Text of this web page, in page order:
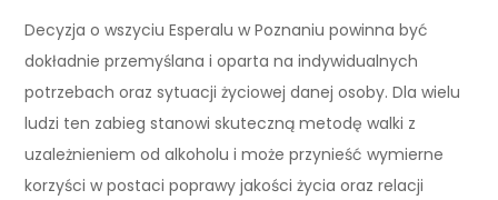
Decyzja o wszyciu Esperalu w Poznaniu powinna być
dokładnie przemyślana i oparta na indywidualnych
potrzebach oraz sytuacji życiowej danej osoby. Dla wielu
ludzi ten zabieg stanowi skuteczną metodę walki z
uzależnieniem od alkoholu i może przynieść wymierne
korzyści w postaci poprawy jakości życia oraz relacji